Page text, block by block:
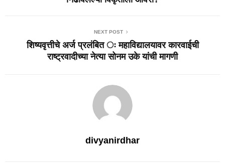
NEXT POST
शिष्यवृत्तीचे अर्ज प्रलंबित ः महाविद्यालयावर कारवाईची
राष्ट्रवादीच्या नेत्या सोनम उके यांची मागणी
divyanirdhar